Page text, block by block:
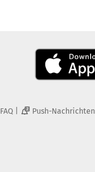
FAQ 2 Push-Nachrichten